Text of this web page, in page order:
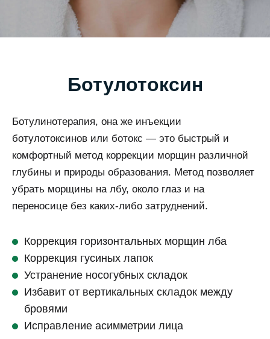
Ботулотоксин
Ботулинотерапия, она же инъекции
ботулотоксинов или ботокс — это быстрый и
комфортный метод коррекции морщин различной
глубины и природы образования. Метод позволяет
убрать морщины на лбу, около глаз и на
переносице без каких-либо затруднений.
Коррекция горизонтальных морщин лба
Коррекция гусиных лапок
Устранение носогубных складок
Избавит от вертикальных складок между
бровями
Исправление асимметрии лица